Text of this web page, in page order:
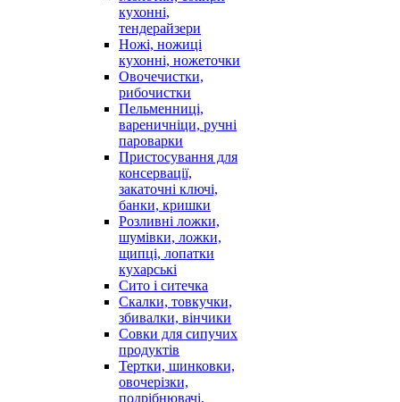
кухонні,
тендерайзери
Ножі, ножиці
кухонні, ножеточки
Овочечистки,
рибочистки
Пельменниці,
вареничніци, ручні
пароварки
Пристосування для
консервації,
закаточні ключі,
банки, кришки
Розливні ложки,
шумівки, ложки,
щипці, лопатки
кухарські
Сито і ситечка
Скалки, товкучки,
збивалки, вінчики
Совки для сипучих
продуктів
Тертки, шинковки,
овочерізки,
подрібнювачі,